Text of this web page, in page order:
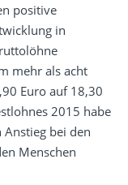
positive
in
mehr als acht
Euro auf 18,30
2015 habe
bei den
Menschen